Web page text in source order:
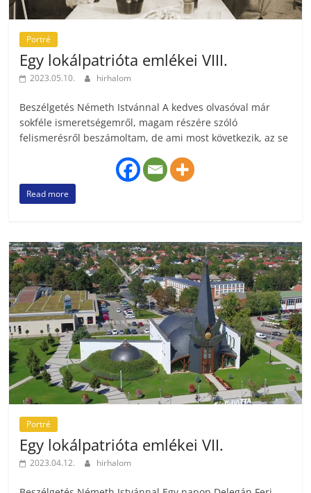
Portré
Egy lokálpatrióta emlékei VIII.
2023.05.10. hirhalom
Beszélgetés Németh Istvánnal A kedves olvasóval már
sokféle ismeretségemről, magam részére szóló
felismerésről beszámoltam, de ami most következik, az se
Read more
Portré
Egy lokálpatrióta emlékei VII.
2023.04.12. hirhalom